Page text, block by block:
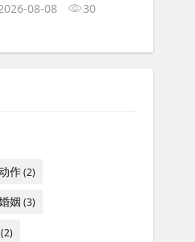
08-08
30
作(2)
姻 (3)
(2)